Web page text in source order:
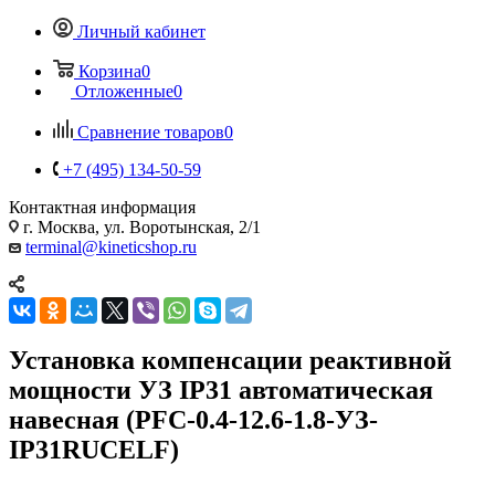
Личный кабинет
Корзина0
Отложенные0
Сравнение товаров0
+7 (495) 134-50-59
Контактная информация
г. Москва, ул. Воротынская, 2/1
terminal@kineticshop.ru
Установка компенсации реактивной
мощности УЗ IP31 автоматическая
навесная (PFC-0.4-12.6-1.8-УЗ-
IP31RUCELF)